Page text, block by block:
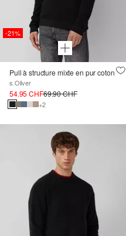
-21%
Pull à structure mixte en pur coton
s.Oliver
54.95 CHF69.90 CHF
+2